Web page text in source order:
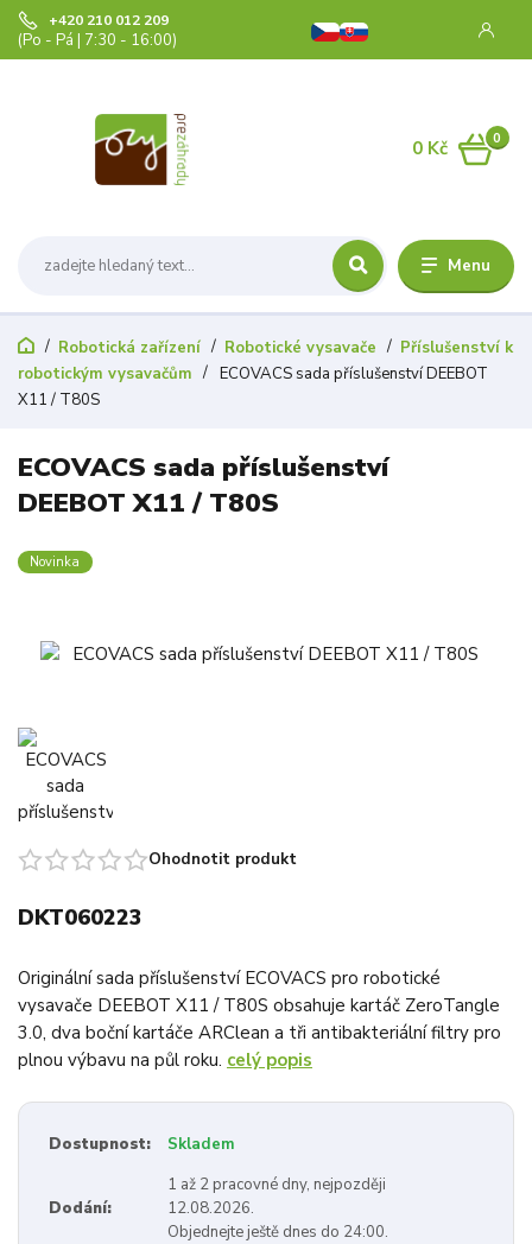
Menu
+420 210 012 209
(Po - Pá | 7:30 - 16:00)
0
0 Kč
Robotická zařízení Robotické vysavače
Příslušenství k
robotickým vysavačům
ECOVACS sada příslušenství DEEBOT
X11 / T80S
ECOVACS sada příslušenství
DEEBOT X11 / T80S
Novinka
Ohodnotit produkt
DKT060223
Originální sada příslušenství ECOVACS pro robotické
vysavače DEEBOT X11 / T80S obsahuje kartáč ZeroTangle
3.0, dva boční kartáče ARClean a tři antibakteriální filtry pro
plnou výbavu na půl roku. celý popis
Dostupnost: Skladem
Dodání:
1 až 2 pracovné dny, nejpozději
12.08.2026.
Objednejte ještě dnes do 24:00.